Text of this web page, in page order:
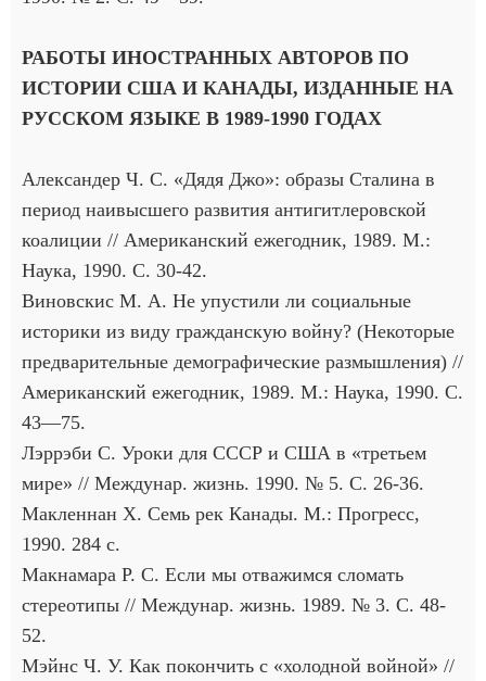
РАБОТЫ ИНОСТРАННЫХ АВТОРОВ ПО
ИСТОРИИ США И КАНАДЫ, ИЗДАННЫЕ НА
РУССКОМ ЯЗЫКЕ В 1989-1990 ГОДАХ
Александер Ч. С. «Дядя Джо»: образы Сталина в
период наивысшего развития антигитлеровской
коалиции // Американский ежегодник, 1989. М.:
Наука, 1990. С. 30-42.
Виновскис М. А. Не упустили ли социальные
историки из виду гражданскую войну? (Некоторые
предварительные демографические размышления) //
Американский ежегодник, 1989. М.: Наука, 1990. С.
43—75.
Лэррэби С. Уроки для СССР и США в «третьем
мире» // Междунар. жизнь. 1990. № 5. С. 26-36.
Макленнан X. Семь рек Канады. М.: Прогресс,
1990. 284 с.
Макнамара Р. С. Если мы отважимся сломать
стереотипы // Междунар. жизнь. 1989. № 3. С. 48-
52.
Мэйнс Ч. У. Как покончить с «холодной войной» //